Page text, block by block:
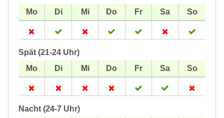
Spät (21-24 Uhr)
Nacht (24-7 Uhr)